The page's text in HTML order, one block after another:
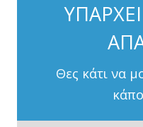
Θες κάτι να